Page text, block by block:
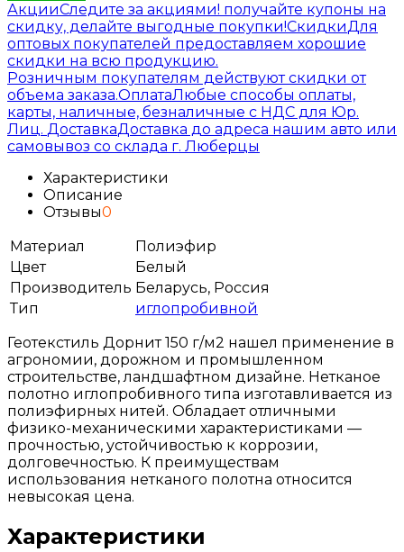
АкцииСледите за акциями! получайте купоны на
скидку, делайте выгодные покупки!СкидкиДля
оптовых покупателей предоставляем хорошие
скидки на всю продукцию.
Розничным покупателям действуют скидки от
объема заказа.ОплатаЛюбые способы оплаты,
карты, наличные, безналичные с НДС для Юр.
Лиц. ДоставкаДоставка до адреса нашим авто или
самовывоз со склада г. Люберцы
Характеристики
Описание
Отзывы0
Материал
Полиэфир
Цвет
Белый
Производитель Беларусь, Россия
Тип
иглопробивной
Геотекстиль Дорнит 150 г/м2 нашел применение в
агрономии, дорожном и промышленном
строительстве, ландшафтном дизайне. Нетканое
полотно иглопробивного типа изготавливается из
полиэфирных нитей. Обладает отличными
физико-механическими характеристиками —
прочностью, устойчивостью к коррозии,
долговечностью. К преимуществам
использования нетканого полотна относится
невысокая цена.
Характеристики